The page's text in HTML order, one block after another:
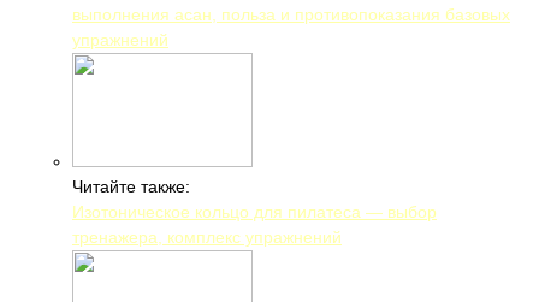
выполнения асан, польза и противопоказания базовых
упражнений
Читайте также:
Изотоническое кольцо для пилатеса — выбор
тренажера, комплекс упражнений